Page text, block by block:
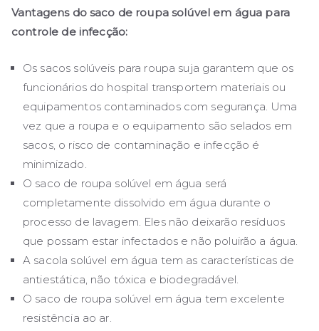
Vantagens do saco de roupa solúvel em água para
controle de infecção:
Os sacos solúveis para roupa suja garantem que os
funcionários do hospital transportem materiais ou
equipamentos contaminados com segurança. Uma
vez que a roupa e o equipamento são selados em
sacos, o risco de contaminação e infecção é
minimizado.
O saco de roupa solúvel em água será
completamente dissolvido em água durante o
processo de lavagem. Eles não deixarão resíduos
que possam estar infectados e não poluirão a água.
A sacola solúvel em água tem as características de
antiestática, não tóxica e biodegradável.
O saco de roupa solúvel em água tem excelente
resistência ao ar.